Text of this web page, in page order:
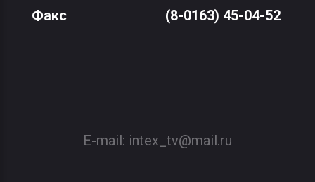
Факс(8-0163) 45-04-52
E-mail: intex_tv@mail.ru